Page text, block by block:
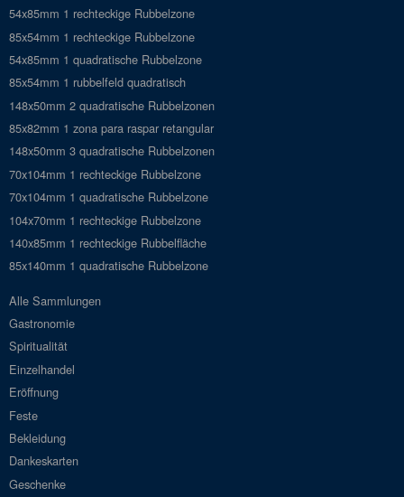
54x85mm 1 rechteckige Rubbelzone
85x54mm 1 rechteckige Rubbelzone
54x85mm 1 quadratische Rubbelzone
85x54mm 1 rubbelfeld quadratisch
148x50mm 2 quadratische Rubbelzonen
85x82mm 1 zona para raspar retangular
148x50mm 3 quadratische Rubbelzonen
70x104mm 1 rechteckige Rubbelzone
70x104mm 1 quadratische Rubbelzone
104x70mm 1 rechteckige Rubbelzone
140x85mm 1 rechteckige Rubbelfläche
85x140mm 1 quadratische Rubbelzone
Alle Sammlungen
Gastronomie
Spiritualität
Einzelhandel
Eröffnung
Feste
Bekleidung
Dankeskarten
Geschenke